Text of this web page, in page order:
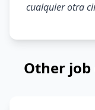
cualquier otra
Other